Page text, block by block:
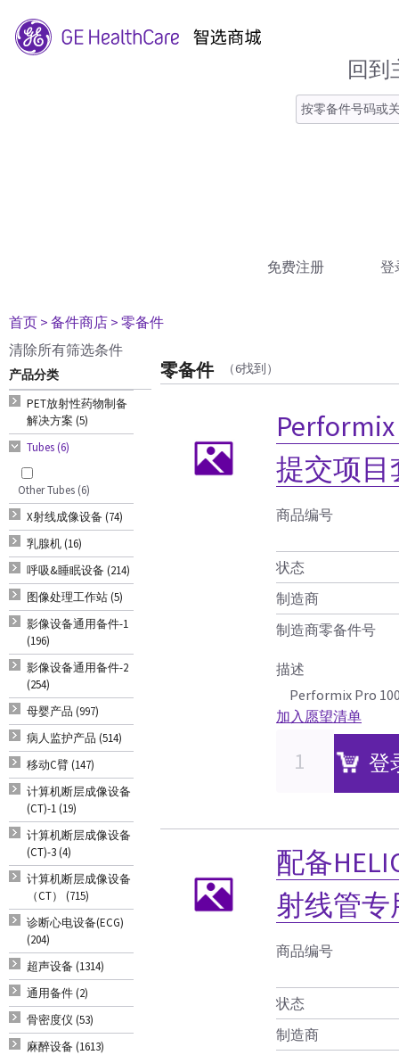
回到
免费注册 登
首页 > 备件商店 > 零备件
清除所有筛选条件
产品分类
PET放射性药物制备
解决方案 (5)
Tubes (6)
Other Tubes (6)
X射线成像设备 (74)
乳腺机 (16)
呼吸&睡眠设备 (214)
图像处理工作站 (5)
影像设备通用备件-1
(196)
影像设备通用备件-2
(254)
母婴产品 (997)
病人监护产品 (514)
移动C臂 (147)
计算机断层成像设备
(CT)-1 (19)
计算机断层成像设备
(CT)-3 (4)
计算机断层成像设备
（CT） (715)
诊断心电设备(ECG)
(204)
超声设备 (1314)
通用备件 (2)
骨密度仪 (53)
麻醉设备 (1613)
零备件 （6找到）
提交项目
商品编号
状态
制造商
制造商零备件号
描述
Performix Pro
加入愿望清单
登
配备
射线管
商品编号
状态
制造商